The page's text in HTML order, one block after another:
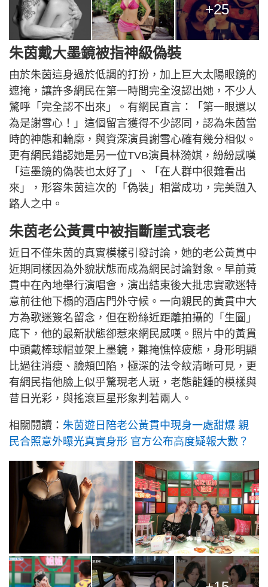
+25
朱茵戴大墨鏡被指神級偽裝
由於朱茵這身過於低調的打扮，加上巨大太陽眼鏡的
遮掩，讓許多網民在第一時間完全沒認出她，不少人
驚呼「完全認不出來」。有網民直言：「第一眼還以
為是謝雪心！」這個留言獲得不少認同，認為朱茵當
時的神態和輪廓，與資深演員謝雪心確有幾分相似。
更有網民錯認她是另一位TVB演員林漪娸，紛紛感嘆
「這墨鏡的偽裝也太好了」、「在人群中很難看出
來」，形容朱茵這次的「偽裝」相當成功，完美融入
路人之中。
朱茵老公黃貫中被指斷崖式衰老
近日不僅朱茵的真實模樣引發討論，她的老公黃貫中
近期同樣因為外貌狀態而成為網民討論對象。早前黃
貫中在內地舉行演唱會，演出結束後大批忠實歌迷特
意前往他下榻的酒店門外守候。一向親民的黃貫中大
方為歌迷簽名留念，但在粉絲近距離拍攝的「生圖」
底下，他的最新狀態卻惹來網民感嘆。照片中的黃貫
中頭戴棒球帽並架上墨鏡，難掩憔悴疲態，身形明顯
比過往消瘦、臉頰凹陷，極深的法令紋清晰可見，更
有網民指他臉上似乎驚現老人斑，老態龍鍾的模樣與
昔日光彩，與搖滾巨星形象判若兩人。
相關閱讀： 朱茵遊日陪老公黃貫中現身一處甜爆 親
民合照意外曝光真實身形 官方公布高度疑報大數？